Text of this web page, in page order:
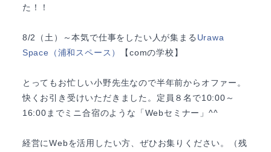
た！！
8/2（土）～本気で仕事をしたい人が集まる Urawa
Space（浦和スペース）
【comの学校】
とってもお忙しい小野先生なので半年前からオファー。
快くお引き受けいただきました。定員８名で10:00～
16:00までミニ合宿のような「Webセミナー」^^
経営にWebを活用したい方、ぜひお集りください。（残